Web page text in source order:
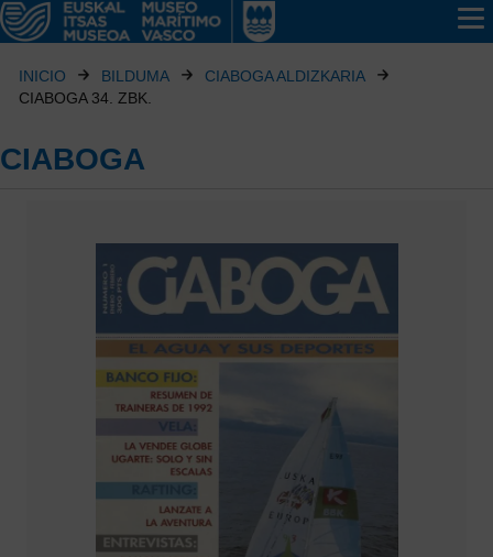
INICIO BILDUMA
CIABOGA ALDIZKARIA
CIABOGA 34. ZBK.
CIABOGA